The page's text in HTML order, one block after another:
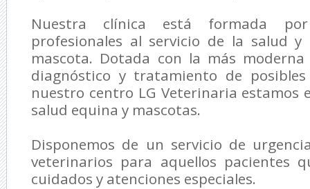
Nuestra clínica está formada
profesionales al servicio de la salud
mascota. Dotada con la más
diagnóstico y tratamiento de posibles
nuestro centro LG Veterinaria estamos
salud equina y mascotas.
Disponemos de un servicio de
veterinarios para aquellos pacientes
cuidados y atenciones especiales.